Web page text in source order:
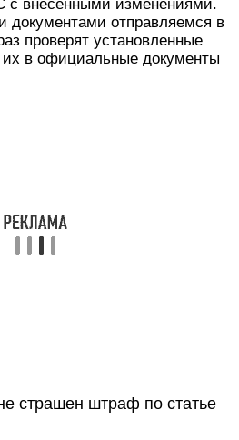
с внесенными изменениями.
документами отправляемся в
проверят установленные
их в официальные документы
страшен штраф по статье